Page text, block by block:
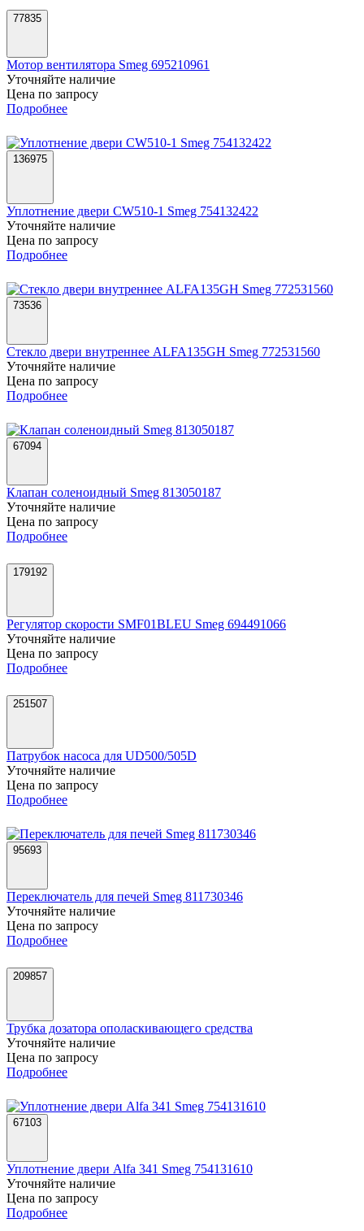
77835
Мотор вентилятора Smeg 695210961
Уточняйте наличие
Цена по запросу
Подробнее
136975
Уплотнение двери CW510-1 Smeg 754132422
Уточняйте наличие
Цена по запросу
Подробнее
73536
Стекло двери внутреннее ALFA135GH Smeg 772531560
Уточняйте наличие
Цена по запросу
Подробнее
67094
Клапан соленоидный Smeg 813050187
Уточняйте наличие
Цена по запросу
Подробнее
179192
Регулятор скорости SMF01BLEU Smeg 694491066
Уточняйте наличие
Цена по запросу
Подробнее
251507
Патрубок насоса для UD500/505D
Уточняйте наличие
Цена по запросу
Подробнее
95693
Переключатель для печей Smeg 811730346
Уточняйте наличие
Цена по запросу
Подробнее
209857
Трубка дозатора ополаскивающего средства
Уточняйте наличие
Цена по запросу
Подробнее
67103
Уплотнение двери Alfa 341 Smeg 754131610
Уточняйте наличие
Цена по запросу
Подробнее